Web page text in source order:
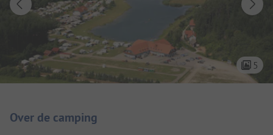
5
Over de camping